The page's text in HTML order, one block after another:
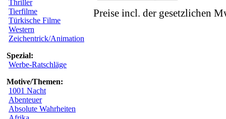
Thriller
Tierfilme
Türkische Filme
Western
Zeichentrick/Animation
Spezial:
Werbe-Ratschläge
Motive/Themen:
1001 Nacht
Abenteuer
Absolute Wahrheiten
Preise incl. der gesetzlichen